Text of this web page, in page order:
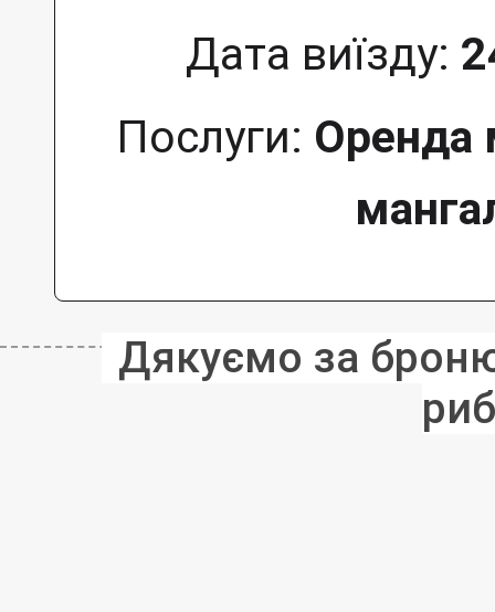
Дата виїзду:
Послуги: Оренда
Дякуємо за